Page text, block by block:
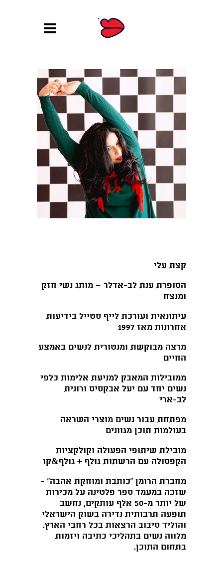
קצת עלי
הסופרת ענת לב-אדלר – מותג נשי חזק
ומנצח
עיתונאית ועורכת לייף סטייל בידיעות
אחרונות מאז 1997
מרצה מבוקשת ומנטורית לנשים באמצע
החיים
ממובילות המאבק למניעת אלימות כלפי
נשים יחד עם יעל אבקסיס ורונית
לב-ארי
מפתחת עבור נשים מוצרי השראה
בעולמות תוכן מגוונים
מובילת שיתופי הפעולה וקולקציות
הקפסולה עם הרשתות גולף + גולף&קו
מחברת הרומן "כותבת ומוחקת אהבה" -
שזכה במעמד ספר פלטינה על מכירות
של יותר מ-50 אלף עותקים, נחשב
תופעה תרבותית נדירה בשוק הישראלי
והוליד סיבוב הרצאות בכל רחבי הארץ.
מלווה נשים בתהליכי כתיבה ויזמות
בתחום התוכן.